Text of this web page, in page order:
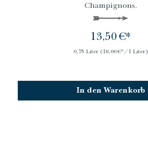
Champignons.
13,50 €*
0,75 Liter (18,00 €*/1 Liter)
In den Warenkorb